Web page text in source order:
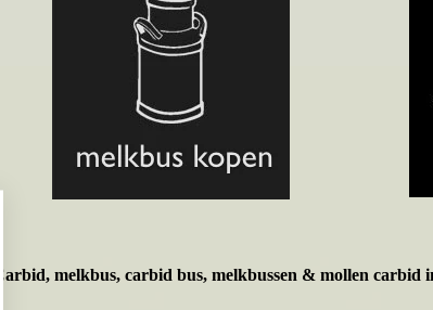
Carbid, melkbus, carbid bus, melkbussen & mollen carbid